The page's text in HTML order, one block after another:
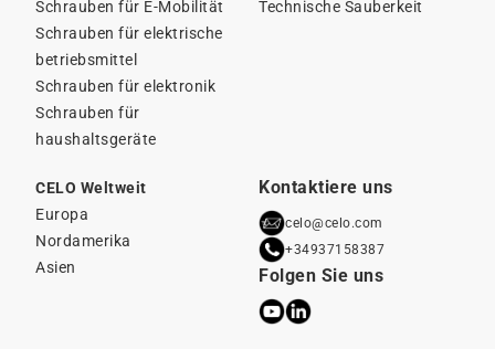
Schrauben für E-Mobilität
Schrauben für elektrische
betriebsmittel
Schrauben für elektronik
Schrauben für
haushaltsgeräte
Technische Sauberkeit
CELO Weltweit
Europa
Nordamerika
Asien
Kontaktiere uns
celo@celo.com
+34937158387
Folgen Sie uns